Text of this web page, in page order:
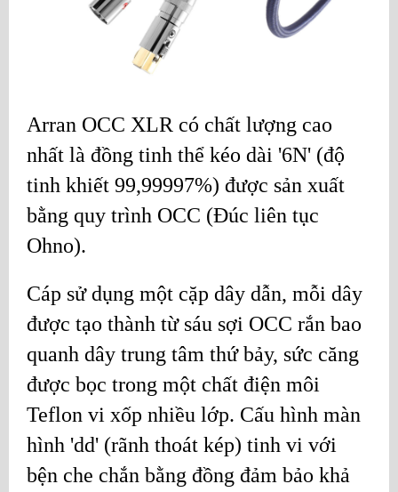
Arran OCC XLR có chất lượng cao
nhất là đồng tinh thể kéo dài '6N' (độ
tinh khiết 99,99997%) được sản xuất
bằng quy trình OCC (Đúc liên tục
Ohno).
Cáp sử dụng một cặp dây dẫn, mỗi dây
được tạo thành từ sáu sợi OCC rắn bao
quanh dây trung tâm thứ bảy, sức căng
được bọc trong một chất điện môi
Teflon vi xốp nhiều lớp. Cấu hình màn
hình 'dd' (rãnh thoát kép) tinh vi với
bện che chắn bằng đồng đảm bảo khả